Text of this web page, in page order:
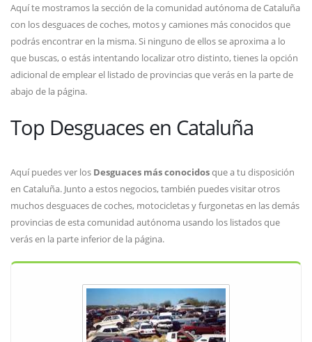
Aquí te mostramos la sección de la comunidad autónoma de Cataluña
con los desguaces de coches, motos y camiones más conocidos que
podrás encontrar en la misma. Si ninguno de ellos se aproxima a lo
que buscas, o estás intentando localizar otro distinto, tienes la opción
adicional de emplear el listado de provincias que verás en la parte de
abajo de la página.
Top Desguaces en Cataluña
Aquí puedes ver los Desguaces más conocidosque a tu disposición
en Cataluña. Junto a estos negocios, también puedes visitar otros
muchos desguaces de coches, motocicletas y furgonetas en las demás
provincias de esta comunidad autónoma usando los listados que
verás en la parte inferior de la página.